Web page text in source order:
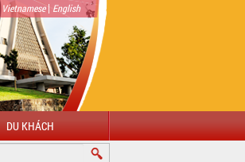
Vietnamese| English
DU KHÁCH